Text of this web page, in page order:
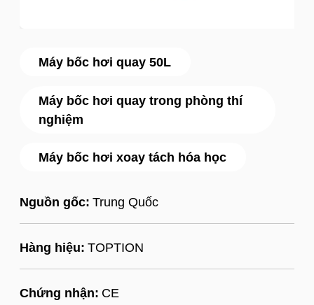
Máy bốc hơi quay 50L
Máy bốc hơi quay trong phòng thí
nghiệm
Máy bốc hơi xoay tách hóa học
Nguồn gốc: Trung Quốc
Hàng hiệu: TOPTION
Chứng nhận: CE